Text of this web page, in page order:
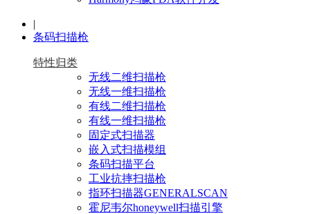
|
条码扫描枪
特性归类
无线二维扫描枪
无线一维扫描枪
有线二维扫描枪
有线一维扫描枪
固定式扫描器
嵌入式扫描模组
条码扫描平台
工业抗摔扫描枪
指环扫描器GENERALSCAN
霍尼韦尔honeywell扫描引擎